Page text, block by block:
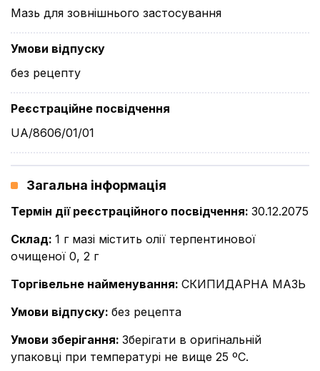
Мазь для зовнішнього застосування
Умови відпуску
без рецепту
Реєстраційне посвідчення
UA/8606/01/01
Загальна інформація
Термін дії реєстраційного посвідчення: 30.12.2075
Склад: 1 г мазі містить олії терпентинової
очищеної 0, 2 г
Торгівельне найменування: СКИПИДАРНА МАЗЬ
Умови відпуску: без рецепта
Умови зберігання: Зберігати в оригінальній
упаковці при температурі не вище 25 ºС.